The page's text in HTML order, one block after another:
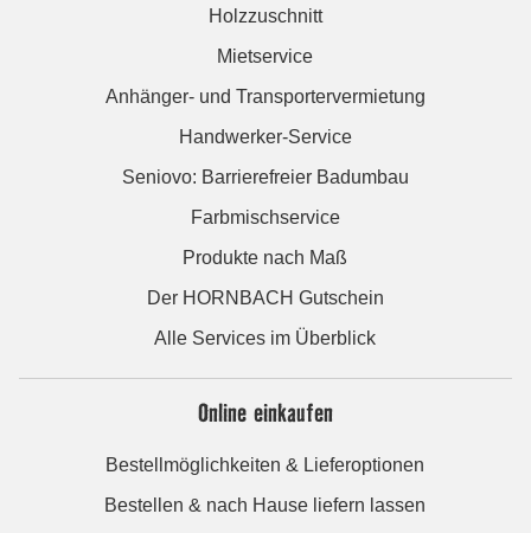
Holzzuschnitt
Mietservice
Anhänger- und Transportervermietung
Handwerker-Service
Seniovo: Barrierefreier Badumbau
Farbmischservice
Produkte nach Maß
Der HORNBACH Gutschein
Alle Services im Überblick
Online einkaufen
Bestellmöglichkeiten & Lieferoptionen
Bestellen & nach Hause liefern lassen